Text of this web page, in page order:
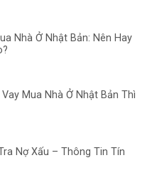
Nhà Ở Nhật Bản: Nên Hay
Mua Nhà Ở Nhật Bản Thì
Nợ Xấu – Thông Tin Tín